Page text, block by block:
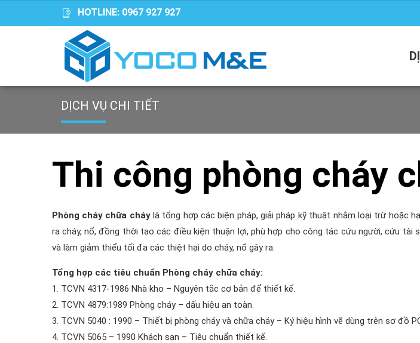
HOTLINE: 0967 927 927
DỊCH VỤ CHI TIẾT
Thi công phòng cháy
Phòng cháy chữa cháylà tổng hợp các biện pháp, giải pháp kỹ thuật nhằm loại trừ hoặc
ra cháy, nổ, đồng thời tạo các điều kiện thuận lợi, phù hợp cho công tác cứu người, cứu tài
và làm giảm thiểu tối đa các thiệt hại do cháy, nổ gây ra.
Tổng hợp các tiêu chuẩn Phòng cháy chữa cháy:
1. TCVN 4317-1986 Nhà kho – Nguyên tắc cơ bản để thiết kế.
2. TCVN 4879:1989 Phòng cháy – dấu hiệu an toàn.
3. TCVN 5040 : 1990 – Thiết bị phòng cháy và chữa cháy – Ký hiệu hình vẽ dùng trên sơ đồ
4. TCVN 5065 – 1990 Khách sạn – Tiêu chuẩn thiết kế.